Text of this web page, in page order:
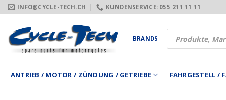
Zum
Inhalt
springen
INFO@CYCLE-TECH.CH KUNDENSERVICE: 055 211 11 11
BRANDS
Products
search
ANTRIEB / MOTOR / ZÜNDUNG / GETRIEBE FAHRGESTELL /